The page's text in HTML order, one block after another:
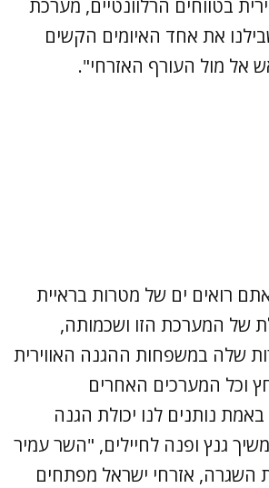
בטווחים הרלוונטיים, מערכת
את אחד האיומים הקשים
אל מול העורף האזרחי".
רואים ים של מטרות בראיית
של המערכת הזו ושכמותה,
שלה במשפחות ההגנה האווירית
וכל המערכים האחרים
נותנים לנו יכולת הגנה
גנץ ופנה לחיילים, "השר עמיר
השגרה, אזרחי ישראל מפתחים